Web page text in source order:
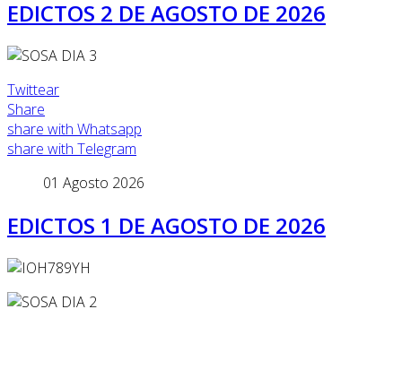
EDICTOS 2 DE AGOSTO DE 2026
Twittear
Share
share with Whatsapp
share with Telegram
01 Agosto 2026
EDICTOS 1 DE AGOSTO DE 2026